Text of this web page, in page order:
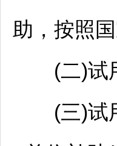
助，按照
(二)试用
(三)试用